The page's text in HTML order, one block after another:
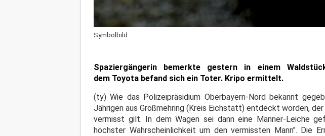
Symbolbild.
Spaziergängerin bemerkte gestern in einem
dem Toyota befand sich ein Toter. Kripo ermittelt.
(ty) Wie das Polizeipräsidium Oberbayern-Nord bekannt
Jährigen aus Großmehring (Kreis Eichstätt) entdeckt worden,
vermisst gilt. In dem Wagen sei dann eine Männer-Leiche
höchster Wahrscheinlichkeit um den vermissten Mann". Die